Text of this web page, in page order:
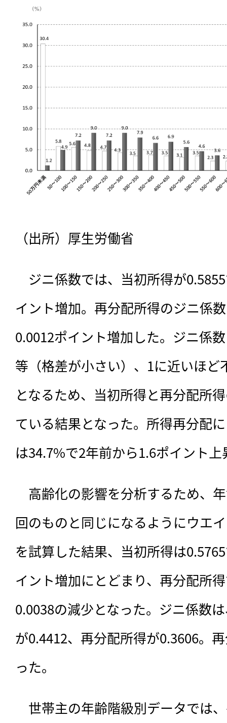
（出所）厚生労働省
ジニ係数では、当初所得が
イント増加。再分配所得のジニ係
0.0012ポイント増加した。ジニ係
等（格差が小さい）、1に近いほ
となるため、当初所得と再分配所
ている結果となった。所得再分配
は34.7%で2年前から1.6ポイント
高齢化の影響を分析するため、
回のものと同じになるようにウエ
を試算した結果、当初所得は
イント増加にとどまり、再分配所
0.0038の減少となった。ジニ係数
が0.4412、再分配所得が0.3606。
った。
世帯主の年齢階級別データでは